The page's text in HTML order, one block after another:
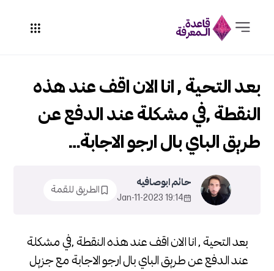
بعد التحية , انا الان اقف عند هذه النقطة ,في مشكلة
عند الدفع عن طريق الباي بال ارجو الاجابة مع جزيل
بعد التحية , انا الان اقف عند هذه
النقطة ,في مشكلة عند الدفع عن
طريق الباي بال ارجو الاجابة…
حاتم ابوصافيه
19:14 2023-Jan-11
الطريق للقمة